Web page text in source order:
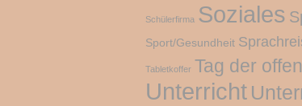
Schülerfirma Soziales
Sport/Gesundheit
Tabletkoffer Tag der
Unterricht